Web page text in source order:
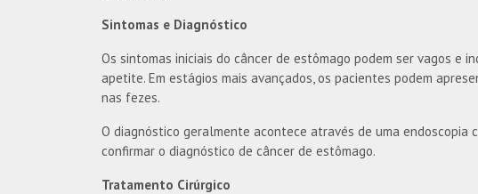
Sintomas e Diagnóstico
Os sintomas iniciais do câncer de estômago podem ser vagos e
apetite. Em estágios mais avançados, os pacientes podem
nas fezes.
O diagnóstico geralmente acontece através de uma endoscopia
confirmar o diagnóstico de câncer de estômago.
Tratamento Cirúrgico